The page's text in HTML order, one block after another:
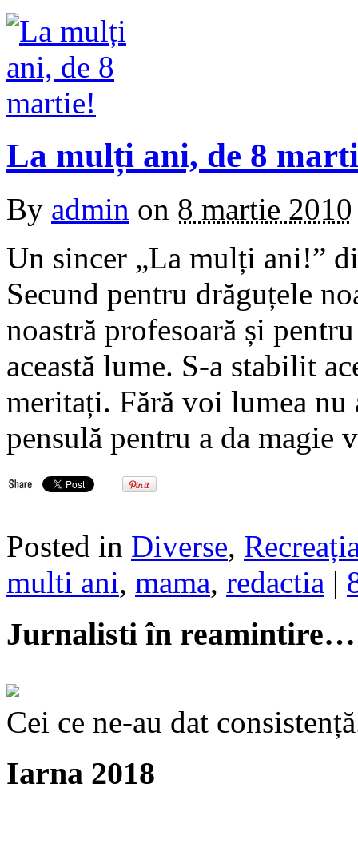
La mulți ani, de 8
By admin on 8 martie 2010
Un sincer „La mulți ani!”
Secund pentru drăguțele
noastră profesoară și
această lume. S-a stabilit
meritați. Fără voi lumea nu
pensulă pentru a da magie
Posted in Diverse,
multi ani, mama, redactia |
Jurnalisti în reamintire…
Cei ce ne-au dat
Iarna 2018